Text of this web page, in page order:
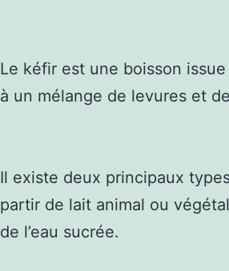
Le kéfir est une boisson
à un mélange de levures et
Il existe deux principaux
partir de lait animal ou
de l’eau sucrée.